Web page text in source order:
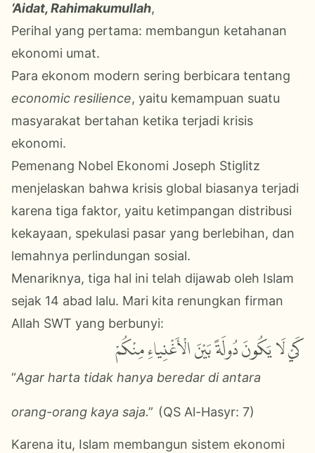
‘Aidat, Rahimakumullah,
Perihal yang pertama: membangun ketahanan
ekonomi umat.
Para ekonom modern sering berbicara tentang
economic resilience, yaitu kemampuan suatu
masyarakat bertahan ketika terjadi krisis
ekonomi.
Pemenang Nobel Ekonomi Joseph Stiglitz
menjelaskan bahwa krisis global biasanya terjadi
karena tiga faktor, yaitu ketimpangan distribusi
kekayaan, spekulasi pasar yang berlebihan, dan
lemahnya perlindungan sosial.
Menariknya, tiga hal ini telah dijawab oleh Islam
sejak 14 abad lalu. Mari kita renungkan firman
Allah SWT yang berbunyi:
كَيْ لَا يَكُونَ دُولَةً بَيْنَ الْأَغْنِياءِ مِنْكُمْ
“Agar harta tidak hanya beredar di antara
orang-orang kaya saja.” (QS Al-Hasyr: 7)
Karena itu, Islam membangun sistem ekonomi